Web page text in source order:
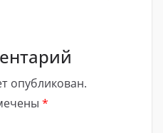
опубликован.
*